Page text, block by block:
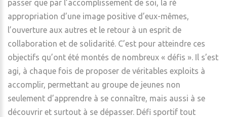
passer que par l’accomplissement de soi, la ré
appropriation d’une image positive d’eux-mêmes,
l’ouverture aux autres et le retour à un esprit de
collaboration et de solidarité. C’est pour atteindre ces
objectifs qu’ont été montés de nombreux « défis ». Il s’est
agi, à chaque fois de proposer de véritables exploits à
accomplir, permettant au groupe de jeunes non
seulement d’apprendre à se connaître, mais aussi à se
découvrir et surtout à se dépasser. Défi sportif tout